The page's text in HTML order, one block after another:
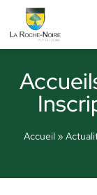
Accueil »